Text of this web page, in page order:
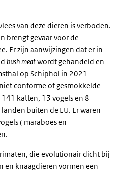
van deze dieren is verboden.
brengt gevaar voor de
Er zijn aanwijzingen dat er in
bush meatwordt gehandeld en
op Schiphol in 2021
conforme of gesmokkelde
katten, 13 vogels en 8
buiten de EU. Er waren
( maraboes en
die evolutionair dicht bij
en knaagdieren vormen een